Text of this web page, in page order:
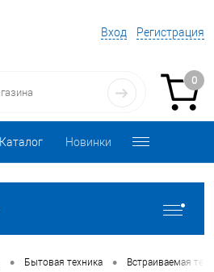
Вход Регистрация
0
Каталог Новинки
• Бытовая техника • Встраиваемая